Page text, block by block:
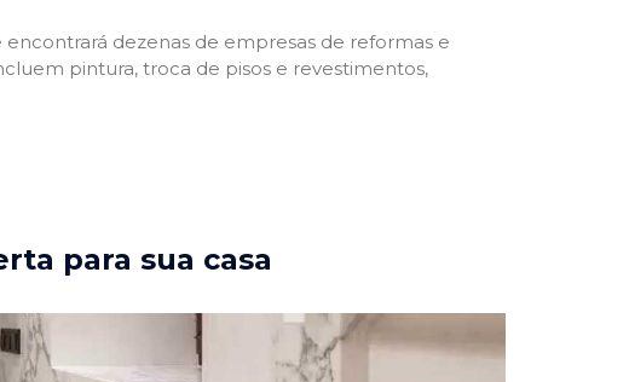
encontrará dezenas de empresas de reformas e
pintura, troca de pisos e revestimentos,
para sua casa